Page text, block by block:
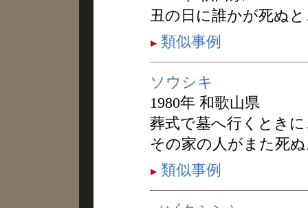
丑の日に誰かが死ぬ
類似事例
ソウシキ
1980年 和歌山県
葬式で墓へ行くとき
その家の人がまた死
類似事例